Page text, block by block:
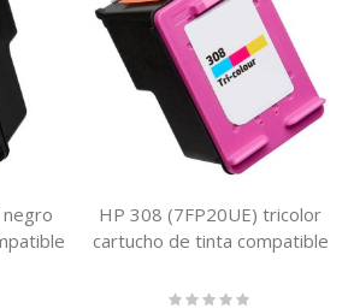
HP 308 (7FP20UE) tricolor
cartucho de tinta compatible
Rating: